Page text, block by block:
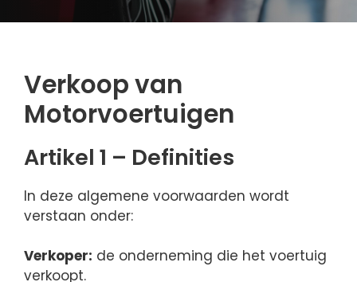
Verkoop van
Motorvoertuigen
Artikel 1 – Definities
In deze algemene voorwaarden wordt
verstaan onder:
Verkoper: de onderneming die het voertuig
verkoopt.